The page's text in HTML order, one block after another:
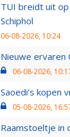
TUI breidt uit
Schiphol
06-08-2026, 10:24
Nieuwe ervaren
06-08-2026,
Saoedi’s kopen
05-08-2026,
Raamstoeltje in